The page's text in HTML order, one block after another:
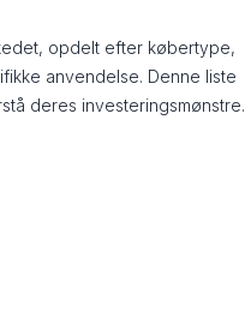
opdelt efter købertype,
anvendelse. Denne liste
deres investeringsmønstre.